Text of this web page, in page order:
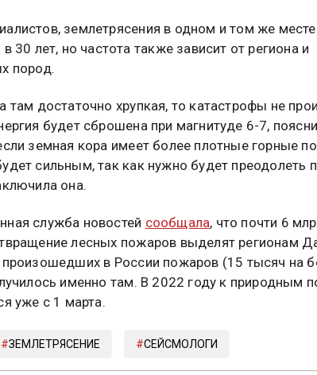
землетрясения в одном и том же
30 лет, но частота также зависит от региона и
пород.
там достаточно хрупкая, то катастрофы не
будет сброшена при магнитуде 6-7,
земная кора имеет более плотные горные
сильным, так как нужно будет преодолеть
она.
служба новостей сообщала, что почти 6
лесных пожаров выделят регионам
произошедших в России пожаров (15 тысяч на
именно там. В 2022 году к природным
уже с 1 марта.
ЗЕМЛЕТРЯСЕНИЕ СЕЙСМОЛОГИ